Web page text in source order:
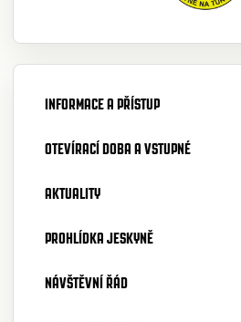
INFORMACE A PŘÍSTUP
OTEVÍRACÍ DOBA A VSTUPNÉ
AKTUALITY
PROHLÍDKA JESKYNĚ
NÁVŠTĚVNÍ ŘÁD